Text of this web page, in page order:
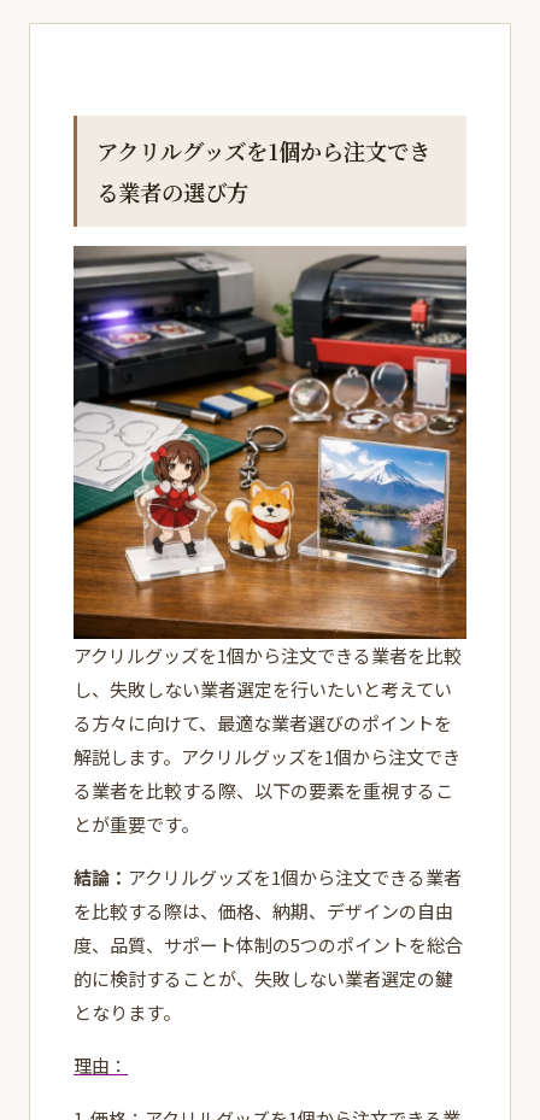
アクリルグッズを1個から注文でき
る業者の選び方
アクリルグッズを1個から注文できる業者を比較
し、失敗しない業者選定を行いたいと考えてい
る方々に向けて、最適な業者選びのポイントを
解説します。アクリルグッズを1個から注文でき
る業者を比較する際、以下の要素を重視するこ
とが重要です。
結論： アクリルグッズを1個から注文できる業者
を比較する際は、価格、納期、デザインの自由
度、品質、サポート体制の5つのポイントを総合
的に検討することが、失敗しない業者選定の鍵
となります。
理由：